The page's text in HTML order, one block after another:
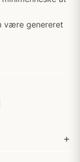
være genereret